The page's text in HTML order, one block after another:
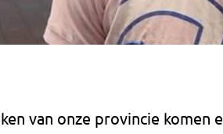
van onze provincie komen